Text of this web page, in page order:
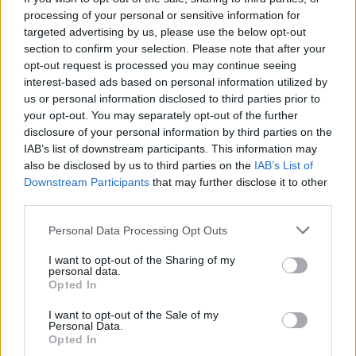
processing of your personal or sensitive information for
targeted advertising by us, please use the below opt-out
section to confirm your selection. Please note that after your
opt-out request is processed you may continue seeing
interest-based ads based on personal information utilized by
us or personal information disclosed to third parties prior to
your opt-out. You may separately opt-out of the further
disclosure of your personal information by third parties on the
IAB’s list of downstream participants. This information may
also be disclosed by us to third parties on the IAB’s List of
Downstream Participants that may further disclose it to other
Please note that this website/app uses one or more Google
not limited to your visit or usage behaviour. You may click to
grant or deny consent to Google and its third-party tags to
use your data for below specified purposes in below Google
consent section.
Personal Data Processing Opt Outs
I want to opt-out of the Sharing of my
personal data.
Opted In
I want to opt-out of the Sale of my
Personal Data.
Opted In
Nuovi posti auto in via La Marmora, parcheggio
provvisorio a La Maddalena
Allarme truffe a Berchidda, falsi incaricati
bussano alle porte
Notre-Dame de Paris conquista Olbia, la prima
al Molo Brin è un successo